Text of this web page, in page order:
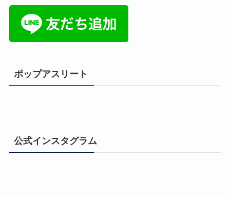
ポップアスリート
公式インスタグラム